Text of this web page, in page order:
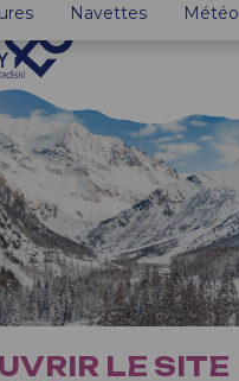
Navettes Météo
LE SITE